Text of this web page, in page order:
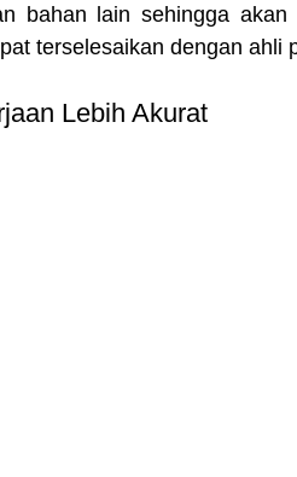
bahan lain sehingga
terselesaikan dengan ahli
Lebih Akurat